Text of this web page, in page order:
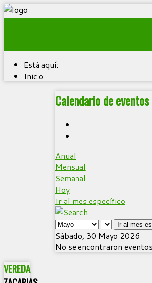
Está aquí:
Inicio
Calendario de eventos
Anual
Mensual
Semanal
Hoy
Ir al mes específico
Ir al mes
Sábado, 30 Mayo 2026
No se encontraron eventos
VEREDA